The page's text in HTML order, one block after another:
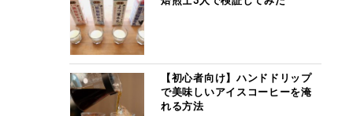
【初心者向け】ハンドドリップ
で美味しいアイスコーヒーを淹
れる方法